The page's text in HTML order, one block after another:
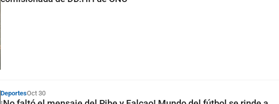
DeportesOct 30